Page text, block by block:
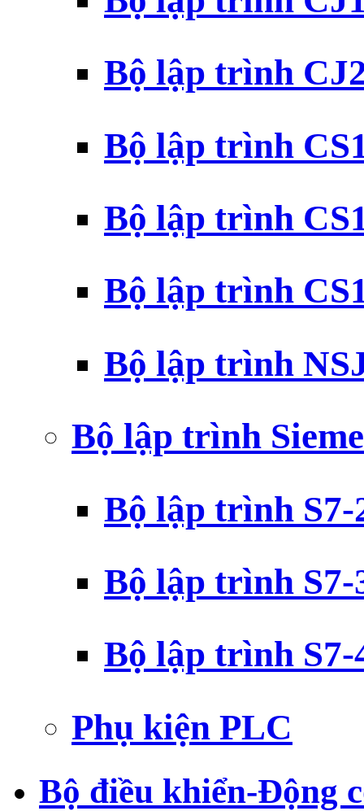
Bộ lập trình
Bộ lập trình
Bộ lập trình
Bộ lập trình
Bộ lập trình
Bộ lập trình
Bộ lập trình S7-
Bộ lập trình S7-
Bộ lập trình S7-
Phụ kiện PLC
Bộ điều khiển-Động